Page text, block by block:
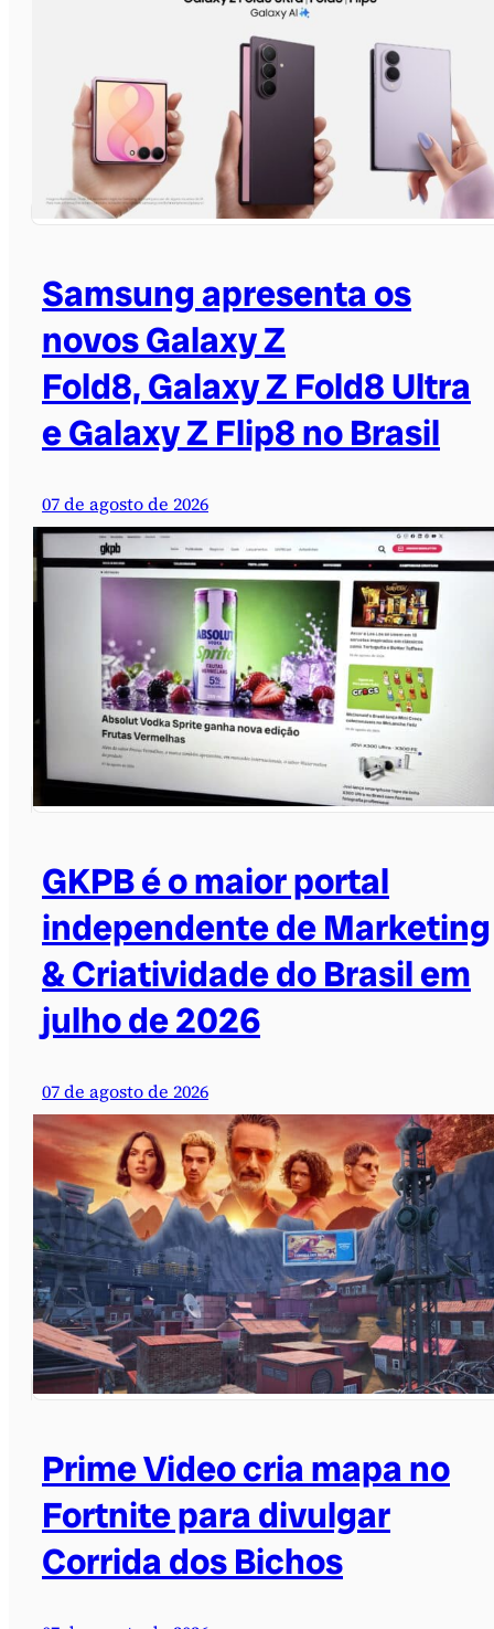
Samsung apresenta os
novos Galaxy Z
Fold8, Galaxy Z Fold8 Ultra
e Galaxy Z Flip8 no Brasil
07 de agosto de 2026
GKPB é o maior portal
independente de Marketing
& Criatividade do Brasil em
julho de 2026
07 de agosto de 2026
Prime Video cria mapa no
Fortnite para divulgar
Corrida dos Bichos